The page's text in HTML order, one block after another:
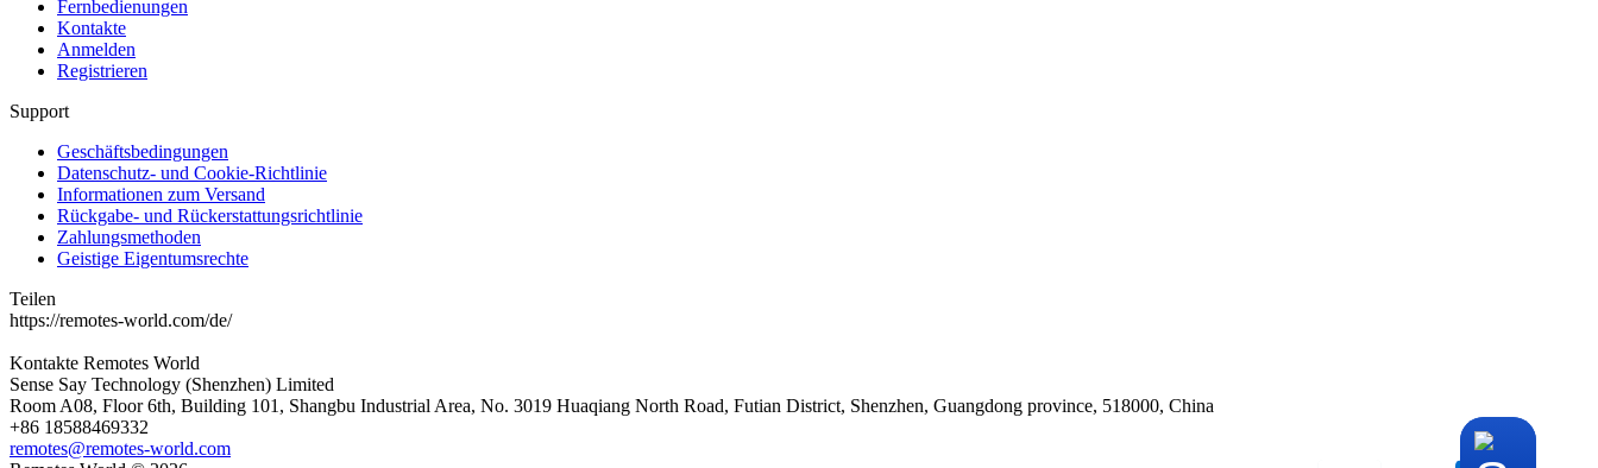
Fernbedienungen
Kontakte
Anmelden
Registrieren
Support
Geschäftsbedingungen
Datenschutz- und Cookie-Richtlinie
Informationen zum Versand
Rückgabe- und Rückerstattungsrichtlinie
Zahlungsmethoden
Geistige Eigentumsrechte
Teilen
https://remotes-world.com/de/
Kontakte Remotes World
Sense Say Technology (Shenzhen) Limited
Room A08, Floor 6th, Building 101, Shangbu Industrial Area, No. 3019 Huaqiang North Road, Futian District, Shenzhen, Guangdong province, 518000, China
+86 18588469332
remotes@remotes-world.com